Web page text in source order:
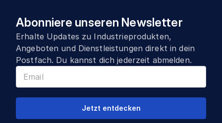
Abonniere unseren Newsletter
Erhalte Updates zu Industrieprodukten,
Angeboten und Dienstleistungen direkt in dein
Postfach. Du kannst dich jederzeit abmelden.
Jetzt entdecken